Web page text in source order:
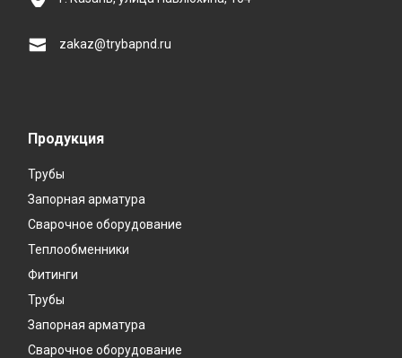
Продукция
Трубы
Запорная арматура
Сварочное оборудование
Теплообменники
Фитинги
Трубы
Запорная арматура
Сварочное оборудование
zakaz@trybapnd.ru